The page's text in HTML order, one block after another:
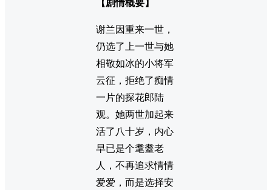
【剧情概要】
谢兰因重来一世，
仍选了上一世与她
相敬如冰的小将军
云征，拒绝了痴情
一片的探花郎陆
观。她两世加起来
活了八十岁，内心
早已是个耄耋老
人，不再追求情情
爱爱，而是选择安